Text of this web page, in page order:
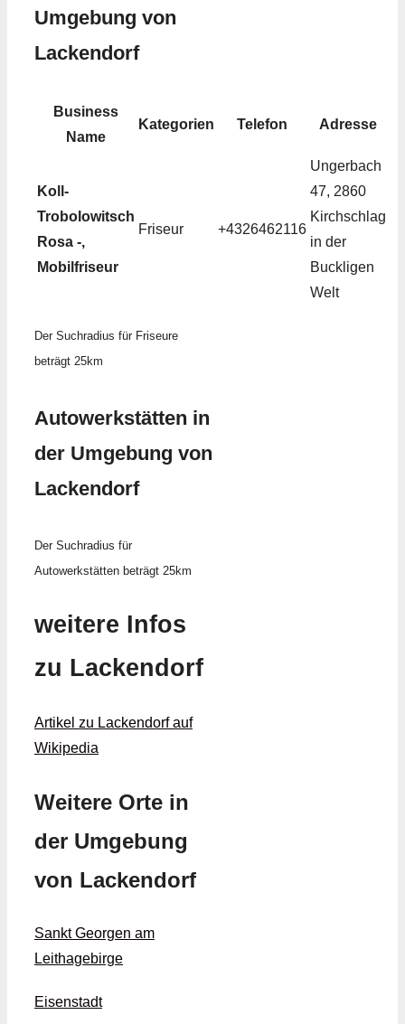
Umgebung von
Lackendorf
Business
Name
Kategorien Telefon Adresse
Koll-
Trobolowitsch
Rosa -,
Mobilfriseur
Friseur +4326462116
Ungerbach
47, 2860
Kirchschlag
in der
Buckligen
Welt
Der Suchradius für Friseure
beträgt 25km
Autowerkstätten in
der Umgebung von
Lackendorf
Der Suchradius für
Autowerkstätten beträgt 25km
weitere Infos
zu Lackendorf
Artikel zu Lackendorf auf
Wikipedia
Weitere Orte in
der Umgebung
von Lackendorf
Sankt Georgen am
Leithagebirge
Eisenstadt